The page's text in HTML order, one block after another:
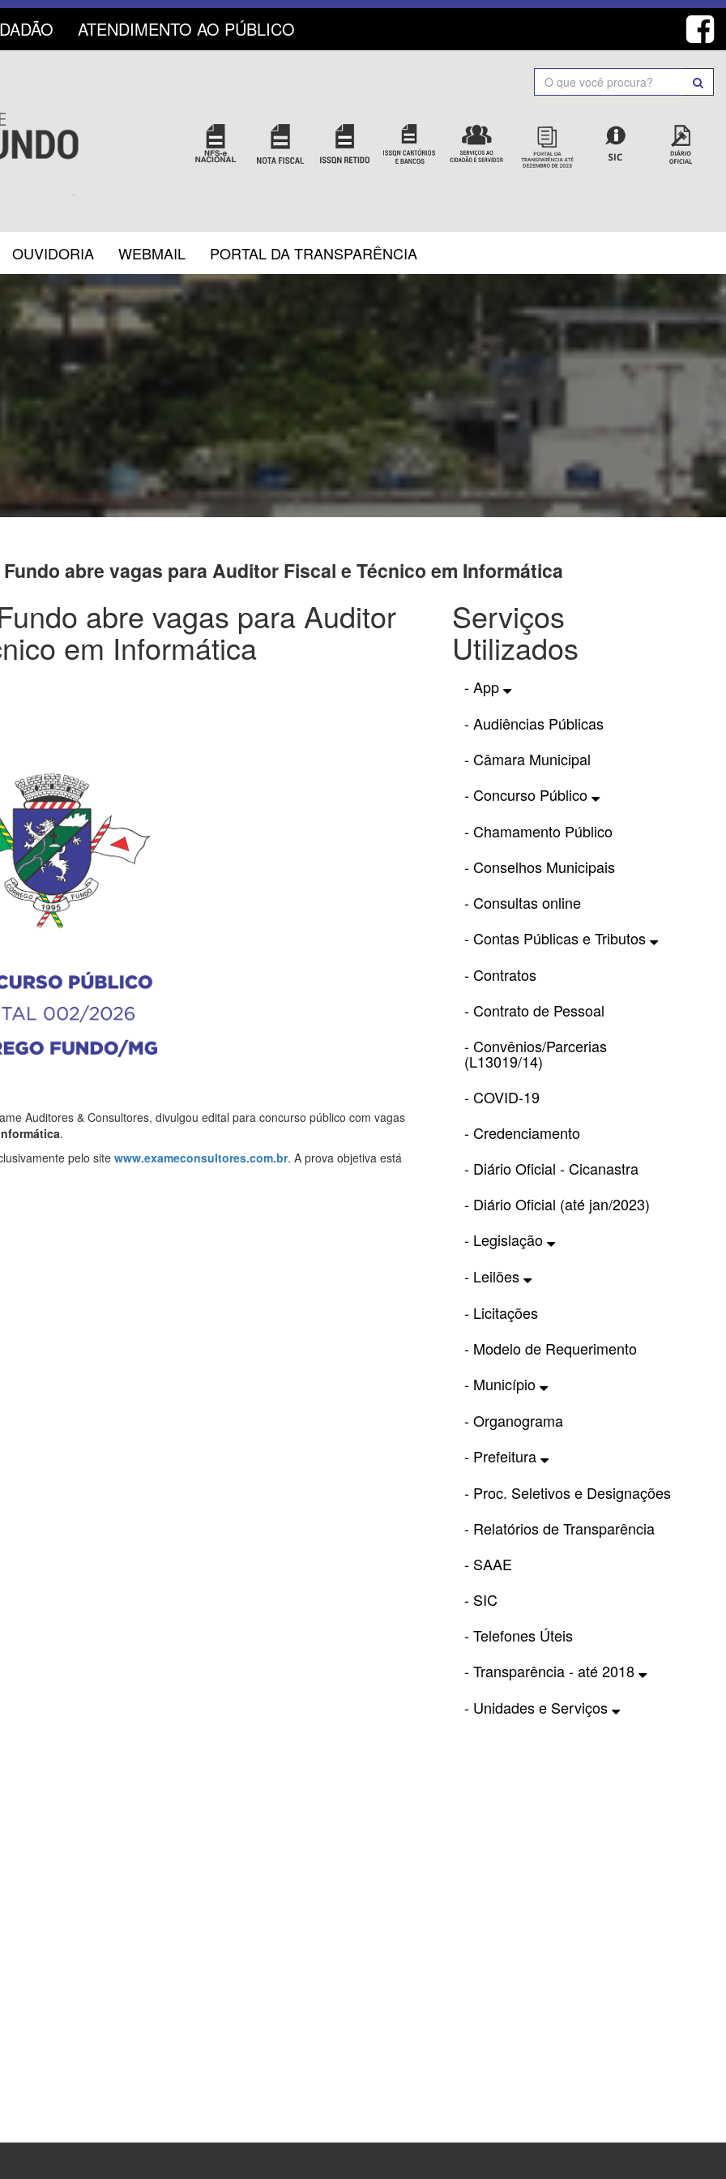
ATENDIMENTO AO PÚBLICO
Search
OUVIDORIA WEBMAIL PORTAL DA TRANSPARÊNCIA
abre vagas para Auditor Fiscal e Técnico em Informática
abre vagas para Auditor
em Informática
Auditores & Consultores, divulgou edital para concurso público com vagas
.
pelo site www.exameconsultores.com.br. A prova objetiva está
Serviços
Utilizados
- App
- Audiências Públicas
- Câmara Municipal
- Concurso Público
- Chamamento Público
- Conselhos Municipais
- Consultas online
- Contas Públicas e Tributos
- Contratos
- Contrato de Pessoal
- Convênios/Parcerias
(L13019/14)
- COVID-19
- Credenciamento
- Diário Oficial - Cicanastra
- Diário Oficial (até jan/2023)
- Legislação
- Leilões
- Licitações
- Modelo de Requerimento
- Município
- Organograma
- Prefeitura
- Proc. Seletivos e Designações
- Relatórios de Transparência
- SAAE
- SIC
- Telefones Úteis
- Transparência - até 2018
- Unidades e Serviços